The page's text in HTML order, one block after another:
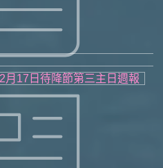
月17日待降節第三主日週報